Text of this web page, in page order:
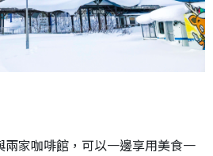
家咖啡館，可以一邊享用美食一